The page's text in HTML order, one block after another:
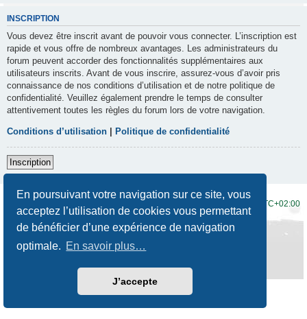
En poursuivant votre navigation sur ce site, vous
acceptez l’utilisation de cookies vous permettant
de bénéficier d’une expérience de navigation
optimale. En savoir plus…
J’accepte
INSCRIPTION
Vous devez être inscrit avant de pouvoir vous connecter. L’inscription est
rapide et vous offre de nombreux avantages. Les administrateurs du
forum peuvent accorder des fonctionnalités supplémentaires aux
utilisateurs inscrits. Avant de vous inscrire, assurez-vous d’avoir pris
connaissance de nos conditions d’utilisation et de notre politique de
confidentialité. Veuillez également prendre le temps de consulter
attentivement toutes les règles du forum lors de votre navigation.
Conditions d’utilisation Politique de confidentialité
Inscription
UTC+02:00
Développé par phpBB® Forum Software © phpBB Limited
Traduction française officielle
Prosilver New Edition
Confidentialité|Conditions